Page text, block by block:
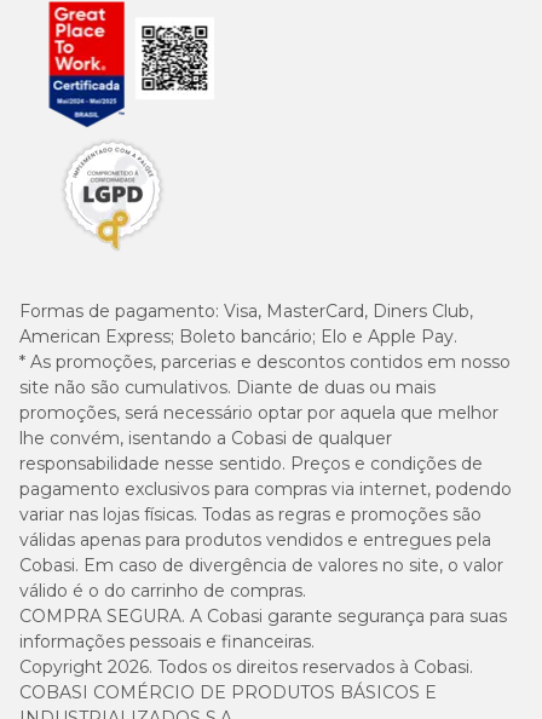
Formas de pagamento: Visa, MasterCard, Diners Club,
American Express; Boleto bancário; Elo e Apple Pay.
* As promoções, parcerias e descontos contidos em nosso
site não são cumulativos. Diante de duas ou mais
promoções, será necessário optar por aquela que melhor
lhe convém, isentando a Cobasi de qualquer
responsabilidade nesse sentido. Preços e condições de
pagamento exclusivos para compras via internet, podendo
variar nas lojas físicas. Todas as regras e promoções são
válidas apenas para produtos vendidos e entregues pela
Cobasi. Em caso de divergência de valores no site, o valor
válido é o do carrinho de compras.
COMPRA SEGURA. A Cobasi garante segurança para suas
informações pessoais e financeiras.
Copyright 2026. Todos os direitos reservados à Cobasi.
COBASI COMÉRCIO DE PRODUTOS BÁSICOS E